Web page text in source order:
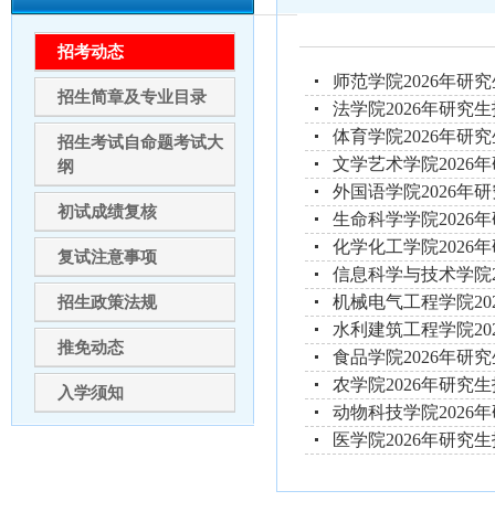
招考动态
招生简章及专业目录
招生考试自命题考试大
纲
初试成绩复核
复试注意事项
招生政策法规
推免动态
入学须知
师范学院2026年研
法学院2026年研究
体育学院2026年研
文学艺术学院2026
外国语学院2026年
生命科学学院2026
化学化工学院2026
信息科学与技术学
机械电气工程学院
水利建筑工程学院
食品学院2026年研
农学院2026年研究
动物科技学院2026
医学院2026年研究